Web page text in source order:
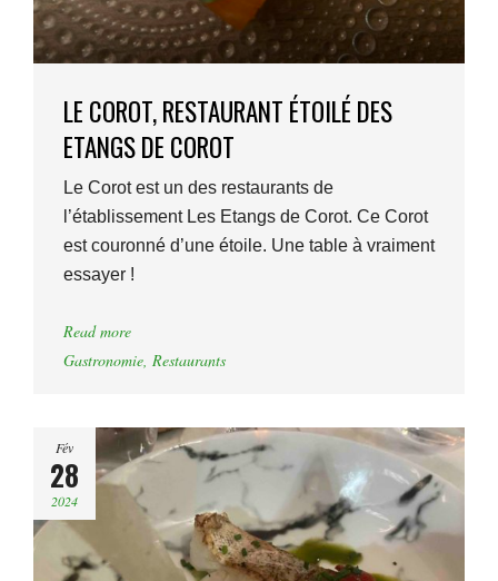
LE COROT, RESTAURANT ÉTOILÉ DES
ETANGS DE COROT
Le Corot est un des restaurants de
l’établissement Les Etangs de Corot. Ce Corot
est couronné d’une étoile. Une table à vraiment
essayer !
Read more
Gastronomie, Restaurants
Fév
28
2024